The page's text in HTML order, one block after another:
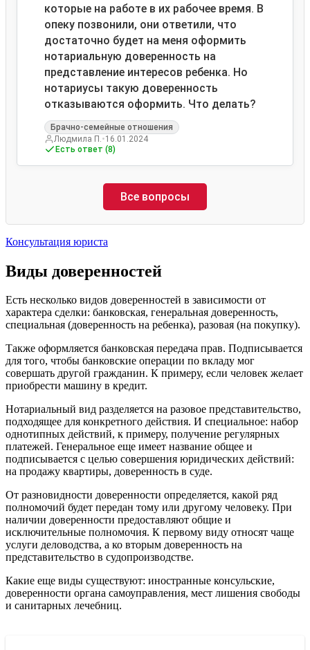
которые на работе в их рабочее время. В
опеку позвонили, они ответили, что
достаточно будет на меня оформить
нотариальную доверенность на
представление интересов ребенка. Но
нотариусы такую доверенность
отказываются оформить. Что делать?
Брачно-семейные отношения
Людмила П. •16.01.2024
Есть ответ (8)
Все вопросы
Консультация юриста
Виды доверенностей
Есть несколько видов доверенностей в зависимости от
характера сделки: банковская, генеральная доверенность,
специальная (доверенность на ребенка), разовая (на покупку).
Также оформляется банковская передача прав. Подписывается
для того, чтобы банковские операции по вкладу мог
совершать другой гражданин. К примеру, если человек желает
приобрести машину в кредит.
Нотариальный вид разделяется на разовое представительство,
подходящее для конкретного действия. И специальное: набор
однотипных действий, к примеру, получение регулярных
платежей. Генеральное еще имеет название общее и
подписывается с целью совершения юридических действий:
на продажу квартиры, доверенность в суде.
От разновидности доверенности определяется, какой ряд
полномочий будет передан тому или другому человеку. При
наличии доверенности предоставляют общие и
исключительные полномочия. К первому виду относят чаще
услуги деловодства, а ко вторым доверенность на
представительство в судопроизводстве.
Какие еще виды существуют: иностранные консульские,
доверенности органа самоуправления, мест лишения свободы
и санитарных лечебниц.